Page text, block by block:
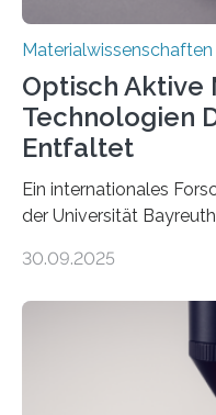
Materialwissenschaften
Optisch Aktive
Technologien
Entfaltet
Ein internationales
der Universität
Dadurch ist es in der
Nichtmetallen
Sensorik und
Erkenntnisse berichten
30.09.2025